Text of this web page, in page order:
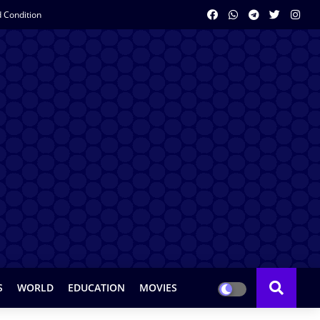
Condition
WORLD EDUCATION MOVIES